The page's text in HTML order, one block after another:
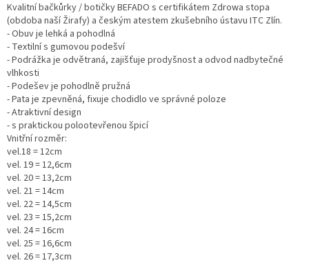
Kvalitní bačkůrky / botičky BEFADO s certifikátem Zdrowa stopa
(obdoba naší Žirafy) a českým atestem zkušebního ústavu ITC Zlín.
- Obuv je lehká a pohodlná
- Textilní s gumovou podešví
- Podrážka je odvětraná, zajišťuje prodyšnost a odvod nadbytečné
vlhkosti
- Podešev je pohodlně pružná
- Pata je zpevněná, fixuje chodidlo ve správné poloze
- Atraktivní design
- s praktickou polootevřenou špicí
Vnitřní rozměr:
vel.18 = 12cm
vel. 19 = 12,6cm
vel. 20 = 13,2cm
vel. 21 = 14cm
vel. 22 = 14,5cm
vel. 23 = 15,2cm
vel. 24 = 16cm
vel. 25 = 16,6cm
vel. 26 = 17,3cm